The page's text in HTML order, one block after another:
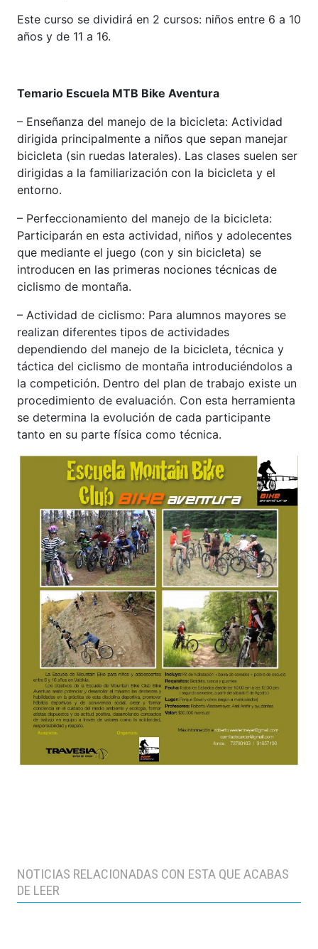
Este curso se dividirá en 2 cursos: niños entre 6 a 10
años y de 11 a 16.
Temario Escuela MTB Bike Aventura
– Enseñanza del manejo de la bicicleta: Actividad
dirigida principalmente a niños que sepan manejar
bicicleta (sin ruedas laterales). Las clases suelen ser
dirigidas a la familiarización con la bicicleta y el
entorno.
– Perfeccionamiento del manejo de la bicicleta:
Participarán en esta actividad, niños y adolecentes
que mediante el juego (con y sin bicicleta) se
introducen en las primeras nociones técnicas de
ciclismo de montaña.
– Actividad de ciclismo: Para alumnos mayores se
realizan diferentes tipos de actividades
dependiendo del manejo de la bicicleta, técnica y
táctica del ciclismo de montaña introduciéndolos a
la competición. Dentro del plan de trabajo existe un
procedimiento de evaluación. Con esta herramienta
se determina la evolución de cada participante
tanto en su parte física como técnica.
NOTICIAS RELACIONADAS CON ESTA QUE ACABAS
DE LEER